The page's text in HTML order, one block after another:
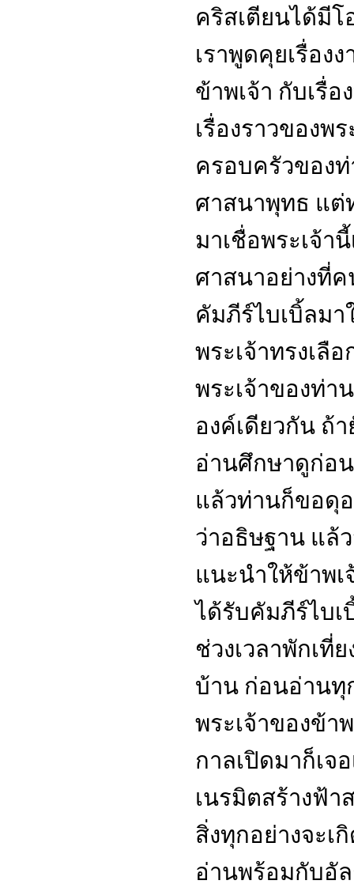
คริสเตียนได้มีโ
เราพูดคุยเรื่อง
ข้าพเจ้า กับเรื่
เรื่องราวของพ
ครอบครัวของ
ศาสนาพุทธ แต่
มาเชื่อพระเจ้า
ศาสนาอย่างที่
คัมภีร์ไบเบิ้ลมา
พระเจ้าทรงเลื
พระเจ้าของท่า
องค์เดียวกัน ถ้
อ่านศึกษาดูก่อ
แล้วท่านก็ขอดุ
ว่าอธิษฐาน แล้
แนะนำให้ข้าพ
ได้รับคัมภีร์ไบเ
ช่วงเวลาพักเที่
บ้าน ก่อนอ่านทุ
พระเจ้าของข้า
กาลเปิดมาก็เจ
เนรมิตสร้างฟ้า
สิ่งทุกอย่างจะเ
อ่านพร้อมกับอั